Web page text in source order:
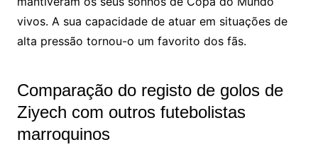
vivos. A sua capacidade de atuar em situações de
alta pressão tornou-o um favorito dos fãs.
Comparação do registo de golos de
Ziyech com outros futebolistas
marroquinos